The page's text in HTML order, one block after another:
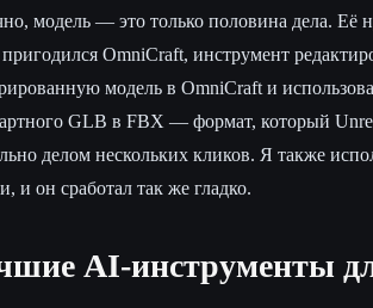
модель — это только половина дела. Её
пригодился OmniCraft, инструмент
модель в OmniCraft и
GLB в FBX — формат, который
делом нескольких кликов. Я также
и он сработал так же гладко.
AI-инструменты